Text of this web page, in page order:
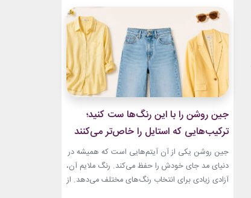
طراحی‌هایی که برای روزهای گرم، هم راحت هستند
و هم باشکوه. از مراسم‌های رسمی کاخ گرفته تا
حضورهای صمیمی‌تر، شارلین نشان داده که
پیراهن‌های...
جین روشن را با این رنگ‌ها ست کنید؛
ترکیب‌هایی که استایل را خاص‌تر می‌کنند
جین روشن یکی از آن آیتم‌هایی است که همیشه در
دنیای مد جای خودش را حفظ می‌کند. رنگ ملایم آن،
آزادی زیادی برای انتخاب رنگ‌های مختلف می‌دهد. از